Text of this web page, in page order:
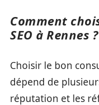
Comment
SEO à Rennes ?
Choisir le bon
dépend de
réputation et les